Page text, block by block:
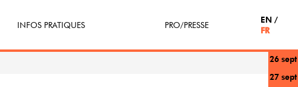
INFOS PRATIQUES PRO/PRESSE
EN
FR
26 sept
27 sept